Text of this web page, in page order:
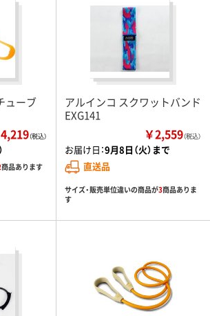
ューブ
商品あります
アルインコ スクワットバンド
EXG141
￥2,559（税込）
お届け日：9月8日（火）まで
直送品
サイズ・販売単位違いの商品が3商品ありま
す